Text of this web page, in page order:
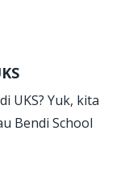
UKS? Yuk, kita
Bendi School